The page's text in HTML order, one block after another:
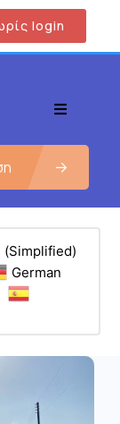
login
(Simplified)
German